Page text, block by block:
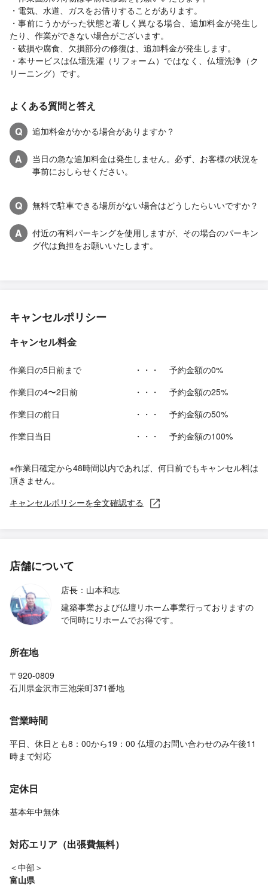
・電気、水道、ガスをお借りすることがあります。
・事前にうかがった状態と著しく異なる場合、追加料金が発生し
たり、作業ができない場合がございます。
・破損や腐食、欠損部分の修復は、追加料金が発生します。
・本サービスは仏壇洗濯（リフォーム）ではなく、仏壇洗浄（ク
リーニング）です。
よくある質問と答え
Q
追加料金がかかる場合がありますか？
A
当日の急な追加料金は発生しません。必ず、お客様の状況を
事前におしらせください。
Q 無料で駐車できる場所がない場合はどうしたらいいですか？
A
付近の有料パーキングを使用しますが、その場合のパーキン
グ代は負担をお願いいたします。
キャンセルポリシー
キャンセル料金
作業日の5日前まで ・・・
予約金額の0%
作業日の4〜2日前
・・・
予約金額の25%
作業日の前日
・・・
予約金額の50%
作業日当日
・・・ 予約金額の100%
※作業日確定から48時間以内であれば、何日前でもキャンセル料は
頂きません。
キャンセルポリシーを全文確認する
店舗について
店長：山本和志
建築事業および仏壇リホーム事業行っておりますの
で同時にリホームでお得です。
所在地
〒920-0809
石川県金沢市三池栄町371番地
営業時間
平日、休日とも8：00から19：00 仏壇のお問い合わせのみ午後11
時まで対応
定休日
基本年中無休
対応エリア（出張費無料）
＜中部＞
富山県